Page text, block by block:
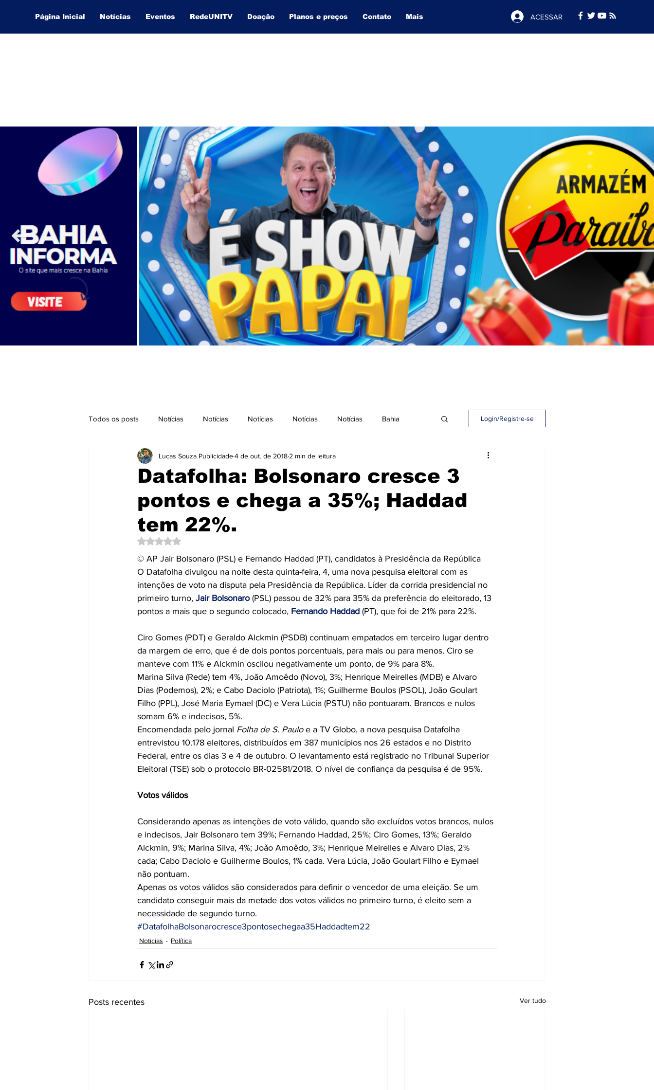
Página Inicial Notícias Eventos RedeUNITV Doação Planos e preços Contato Mais ACESSAR
Todos os posts Notícias Notícias Notícias Notícias Notícias Bahia
Notícias Brasil Cidades Coluna Concursos
Curtas e Rápidas Educação Emprego Enquete Eventos Fotos
Mensagens Mundo
Publicidade e Eventos. Saúde Tecnologia Videos
Login/Registre-se
Datafolha: Bolsonaro cresce 3
pontos e chega a 35%; Haddad
tem 22%.
Lucas Souza Publicidade4 de out. de 2018 2 min de leitura
Avaliado com NaN de 5 estrelas.
© AP Jair Bolsonaro (PSL) e Fernando Haddad (PT), candidatos à Presidência da República
O Datafolha divulgou na noite desta quinta-feira, 4, uma nova pesquisa eleitoral com as
intenções de voto na disputa pela Presidência da República. Líder da corrida presidencial no
primeiro turno, Jair Bolsonaro (PSL) passou de 32% para 35% da preferência do eleitorado, 13
pontos a mais que o segundo colocado, Fernando Haddad (PT), que foi de 21% para 22%.
Ciro Gomes (PDT) e Geraldo Alckmin (PSDB) continuam empatados em terceiro lugar dentro
da margem de erro, que é de dois pontos porcentuais, para mais ou para menos. Ciro se
manteve com 11% e Alckmin oscilou negativamente um ponto, de 9% para 8%.
Marina Silva (Rede) tem 4%, João Amoêdo (Novo), 3%; Henrique Meirelles (MDB) e Alvaro
Dias (Podemos), 2%; e Cabo Daciolo (Patriota), 1%; Guilherme Boulos (PSOL), João Goulart
Filho (PPL), José Maria Eymael (DC) e Vera Lúcia (PSTU) não pontuaram. Brancos e nulos
somam 6% e indecisos, 5%.
Encomendada pelo jornal Folha de S. Paulo e a TV Globo, a nova pesquisa Datafolha
entrevistou 10.178 eleitores, distribuídos em 387 municípios nos 26 estados e no Distrito
Federal, entre os dias 3 e 4 de outubro. O levantamento está registrado no Tribunal Superior
Eleitoral (TSE) sob o protocolo BR-02581/2018. O nível de confiança da pesquisa é de 95%.
Votos válidos
Considerando apenas as intenções de voto válido, quando são excluídos votos brancos, nulos
e indecisos, Jair Bolsonaro tem 39%; Fernando Haddad, 25%; Ciro Gomes, 13%; Geraldo
Alckmin, 9%; Marina Silva, 4%; João Amoêdo, 3%; Henrique Meirelles e Alvaro Dias, 2%
cada; Cabo Daciolo e Guilherme Boulos, 1% cada. Vera Lúcia, João Goulart Filho e Eymael
não pontuam.
Apenas os votos válidos são considerados para definir o vencedor de uma eleição. Se um
candidato conseguir mais da metade dos votos válidos no primeiro turno, é eleito sem a
necessidade de segundo turno.
#DatafolhaBolsonarocresce3pontosechegaa35Haddadtem22
Noticias Política
Posts recentes Ver tudo